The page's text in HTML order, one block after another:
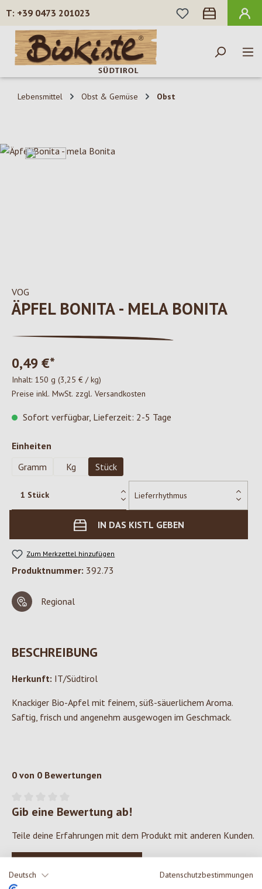
Deutsch Datenschutzbestimmungen
Zum Hauptinhalt springen
+39 0473 201023
DU HAST 0
Lebensmittel Obst & Gemüse Obst
Bildergalerie überspringen
VOG
ÄPFEL BONITA - MELA BONITA
0,49 €*
Inhalt: 150 g (3,25 € / kg)
Preise inkl. MwSt. zzgl. Versandkosten
Sofort verfügbar, Lieferzeit: 2-5 Tage
Einheiten
Gramm
Kg Stück
IN DAS KISTL GEBEN
Zum Merkzettel hinzufügen
Produktnummer: 392.73
Regional
BESCHREIBUNG
Herkunft: IT/Südtirol
Knackiger Bio-Apfel mit feinem, süß-säuerlichem Aroma.
Saftig, frisch und angenehm ausgewogen im Geschmack.
0 von 0 Bewertungen
Durchschnittliche Bewertung von 0 von 5 Sternen
Gib eine Bewertung ab!
Teile deine Erfahrungen mit dem Produkt mit anderen Kunden.